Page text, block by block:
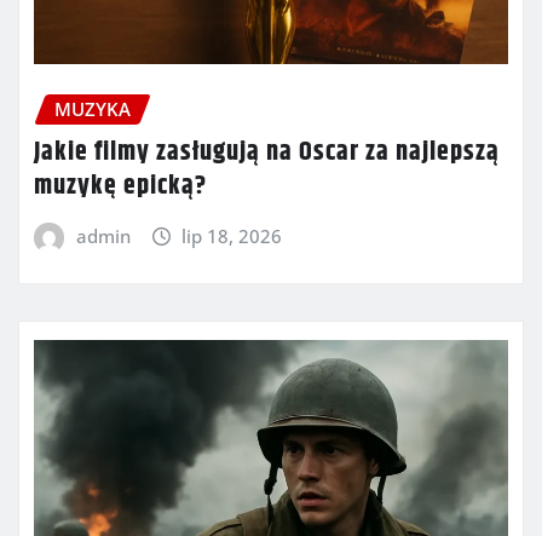
MUZYKA
Jakie filmy zasługują na Oscar za najlepszą
muzykę epicką?
admin lip 18, 2026